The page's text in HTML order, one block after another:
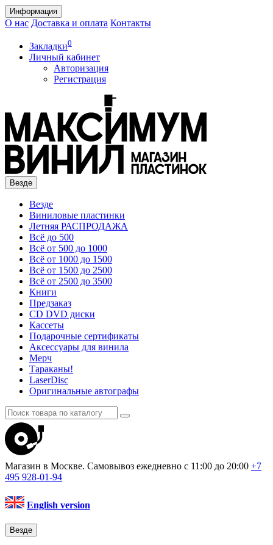
Информация
О нас Доставка и оплата Контакты
Закладки0
Личный кабинет
Авторизация
Регистрация
Везде
Везде
Виниловые пластинки
Летняя РАСПРОДАЖА
Всё до 500
Всё от 500 до 1000
Всё от 1000 до 1500
Всё от 1500 до 2500
Всё от 2500 до 3500
Книги
Предзаказ
CD DVD диски
Кассеты
Подарочные сертификаты
Аксессуары для винила
Мерч
Тараканы!
LaserDisc
Оригинальные автографы
Магазин в Москве. Самовывоз ежедневно с 11:00 до 20:00 +7
495 928-01-94
English version
Везде